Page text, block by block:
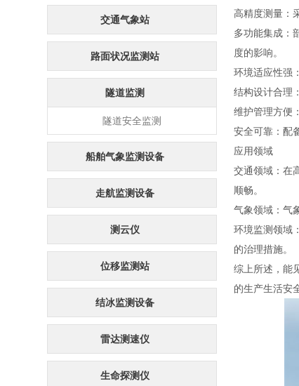
高精度测量：
多功能集成：
度的影响。
环境适应性强
结构设计合理
维护管理方便
安全可靠：配
应用领域
交通领域：在
顺畅。
气象领域：气
环境监测领域
的治理措施。
综上所述，能
的生产生活安
交通气象站
路面状况监测站
隧道监测
隧道安全监测
船舶气象监测设备
走航监测设备
测云仪
位移监测站
结冰监测设备
雷达测速仪
生命探测仪